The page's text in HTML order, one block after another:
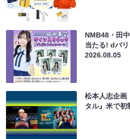
NMB48・田
当たる! dバ
2026.08.05
松本人志企画
タル』米で